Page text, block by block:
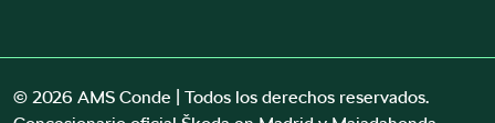
© 2026 AMS Conde | Todos los derechos reservados.